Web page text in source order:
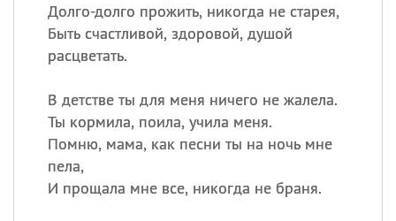
Долго-долго прожить, никогда не старея,
Быть счастливой, здоровой, душой
расцветать.
В детстве ты для меня ничего не жалела.
Ты кормила, поила, учила меня.
Помню, мама, как песни ты на ночь мне
пела,
И прощала мне все, никогда не браня.